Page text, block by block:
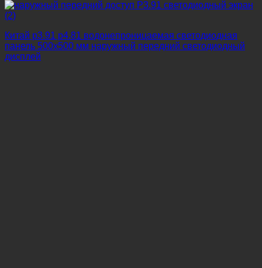
Китай p3.91 p4.81 водонепроницаемая светодиодная
панель 500x500 мм наружный передний светодиодный
дисплей